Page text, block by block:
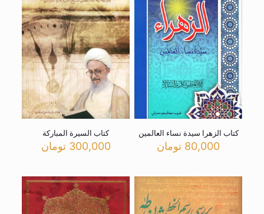
کتاب الزهرا سیدة نساء العالمین
80,000 تومان
کتاب السیرة المبارکة
300,000 تومان